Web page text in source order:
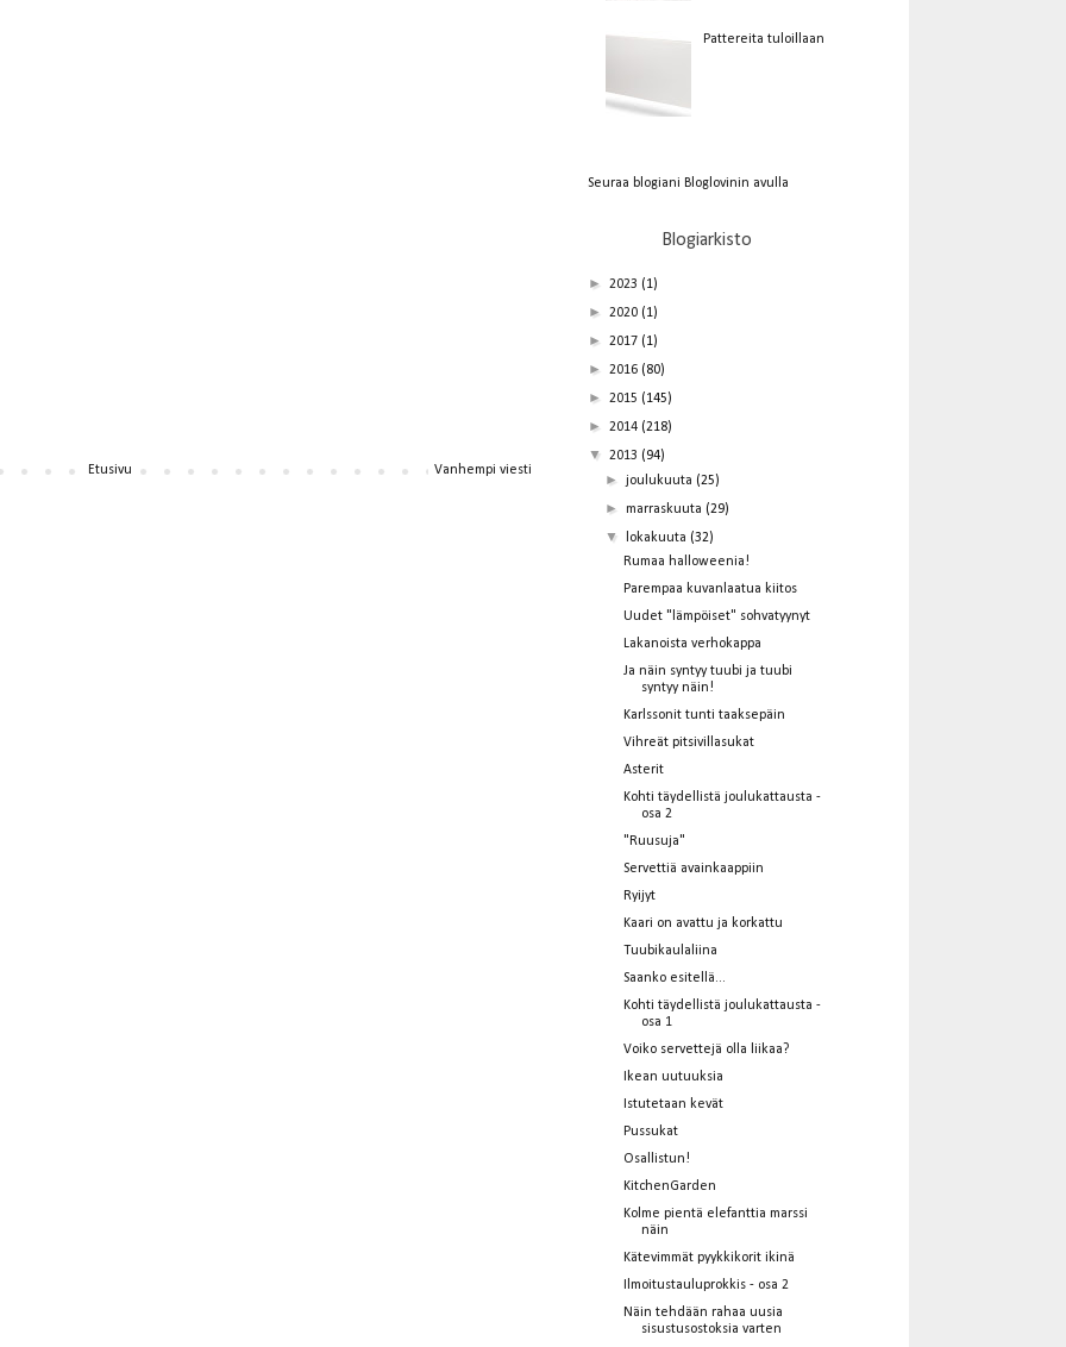
Vanhempi viesti
Etusivu
Pattereita tuloillaan
Seuraa blogiani Bloglovinin avulla
Blogiarkisto
► 2023 (1)
► 2020 (1)
► 2017 (1)
► 2016 (80)
► 2015 (145)
► 2014 (218)
▼ 2013 (94)
► joulukuuta (25)
► marraskuuta (29)
▼ lokakuuta (32)
Rumaa halloweenia!
Parempaa kuvanlaatua kiitos
Uudet "lämpöiset" sohvatyynyt
Lakanoista verhokappa
Ja näin syntyy tuubi ja tuubi
syntyy näin!
Karlssonit tunti taaksepäin
Vihreät pitsivillasukat
Asterit
Kohti täydellistä joulukattausta -
osa 2
"Ruusuja"
Servettiä avainkaappiin
Ryijyt
Kaari on avattu ja korkattu
Tuubikaulaliina
Saanko esitellä...
Kohti täydellistä joulukattausta -
osa 1
Voiko servettejä olla liikaa?
Ikean uutuuksia
Istutetaan kevät
Pussukat
Osallistun!
KitchenGarden
Kolme pientä elefanttia marssi
näin
Kätevimmät pyykkikorit ikinä
Ilmoitustauluprokkis - osa 2
Näin tehdään rahaa uusia
sisustusostoksia varten